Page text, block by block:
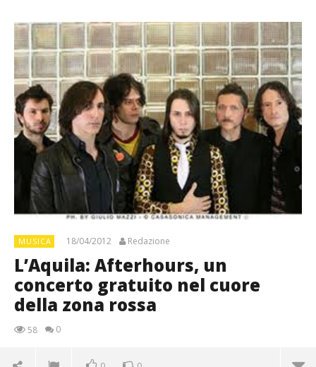
MUSICA 18/04/2012 Redazione
L’Aquila: Afterhours, un
concerto gratuito nel cuore
della zona rossa
58 0